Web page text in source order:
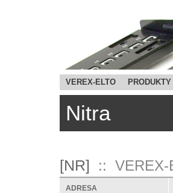
VEREX-ELTO PRODUKTY
Nitra
[NR] :: VEREX-
ADRESA